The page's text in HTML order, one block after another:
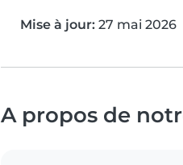
Mise à jour: 27 mai 2026
A propos de